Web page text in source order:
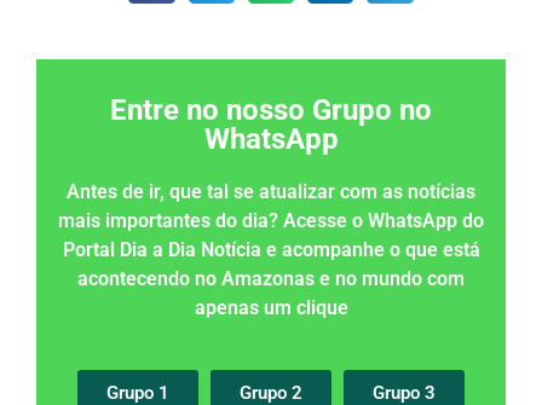
Entre no nosso Grupo no
WhatsApp
Antes de ir, que tal se atualizar com as notícias
mais importantes do dia? Acesse o WhatsApp do
Portal Dia a Dia Notícia e acompanhe o que está
acontecendo no Amazonas e no mundo com
apenas um clique
Grupo 1 Grupo 2 Grupo 3